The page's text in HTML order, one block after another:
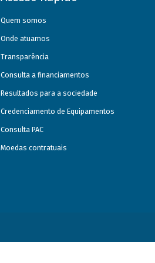
Quem somos
Onde atuamos
Transparência
Consulta a financiamentos
Resultados para a sociedade
Credenciamento de Equipamentos
Consulta PAC
Moedas contratuais